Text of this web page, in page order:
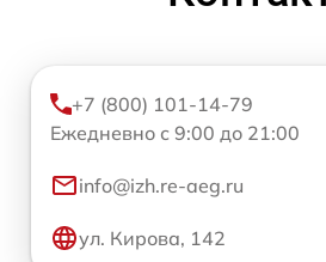
+7 (800) 101-14-79
Ежедневно с 9:00 до 21:00
info@izh.re-aeg.ru
ул. Кирова, 142